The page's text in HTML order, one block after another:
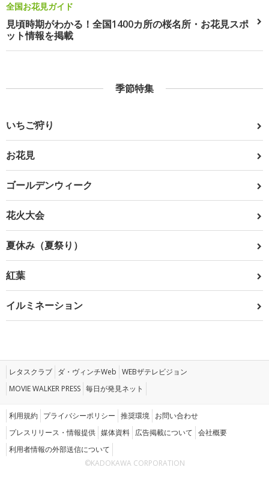
全国お花見ガイド
見頃時期がわかる！全国1400カ所の桜名所・お花見スポ
ット情報を掲載
季節特集
いちご狩り
お花見
ゴールデンウィーク
花火大会
夏休み（夏祭り）
紅葉
イルミネーション
レタスクラブ ダ・ヴィンチWeb WEBザテレビジョン
MOVIE WALKER PRESS 毎日が発見ネット
利用規約 プライバシーポリシー 推奨環境 お問い合わせ
プレスリリース・情報提供 媒体資料 広告掲載について 会社概要
利用者情報の外部送信について
©KADOKAWA CORPORATION